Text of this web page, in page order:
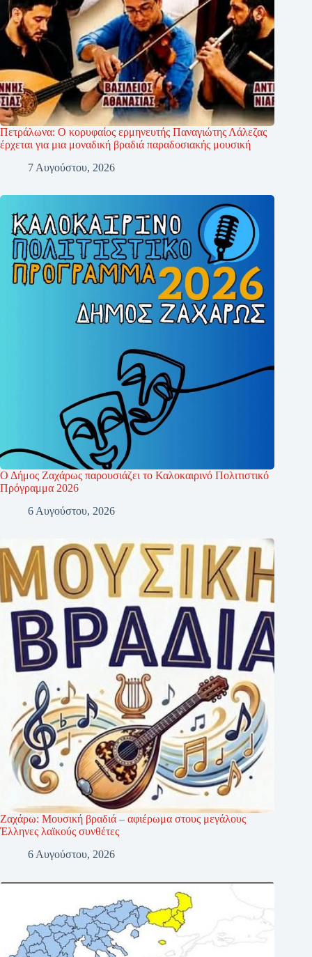
Πετράλωνα: Ο κορυφαίος ερμηνευτής Παναγιώτης Λάλεζας
έρχεται για μια μοναδική βραδιά παραδοσιακής μουσική
7 Αυγούστου, 2026
Ο Δήμος Ζαχάρως παρουσιάζει το Καλοκαιρινό Πολιτιστικό
Πρόγραμμα 2026
6 Αυγούστου, 2026
Ζαχάρω: Μουσική βραδιά – αφιέρωμα στους μεγάλους
Έλληνες λαϊκούς συνθέτες
6 Αυγούστου, 2026